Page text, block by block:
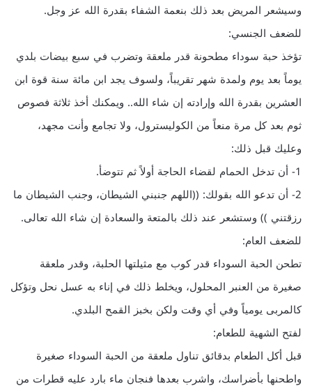
وسيشعر المريض بعد ذلك بنعمة الشفاء بقدرة الله عز وجل.
للضعف الجنسي:
تؤخذ حبة سوداء مطحونة قدر ملعقة وتضرب في سبع بيضات بلدي
يوماً بعد يوم ولمدة شهر تقريباً، ولسوف يجد ابن مائة سنة قوة ابن
العشرين بقدرة الله وإرادته إن شاء الله.. ويمكنك أخذ ثلاثة فصوص
ثوم بعد كل مرة منعاً من الكوليسترول، ولا تجامع وأنت مجهد،
وعليك قبل ذلك:
1- أن تدخل الحمام لقضاء الحاجة أولاً ثم تتوضأ.
2- أن تدعو الله بقولك: ((اللهم جنبني الشيطان، وجنب الشيطان ما
رزقتني )) وستشعر عند ذلك بالمتعة والسعادة إن شاء الله تعالى.
للضعف العام:
تطحن الحبة السوداء قدر كوب مع مثيلتها الحلبة، وقدر ملعقة
صغيرة من العنبر المحلول، ويخلط ذلك في إناء به عسل نحل وتؤكل
كالمربى يومياً وفي أي وقت ولكن بخبز القمح البلدي.
لفتح الشهية للطعام:
قبل أكل الطعام بدقائق تناول ملعقة من الحبة السوداء صغيرة
واطحنها بأضراسك، واشرب بعدها فنجان ماء بارد عليه قطرات من